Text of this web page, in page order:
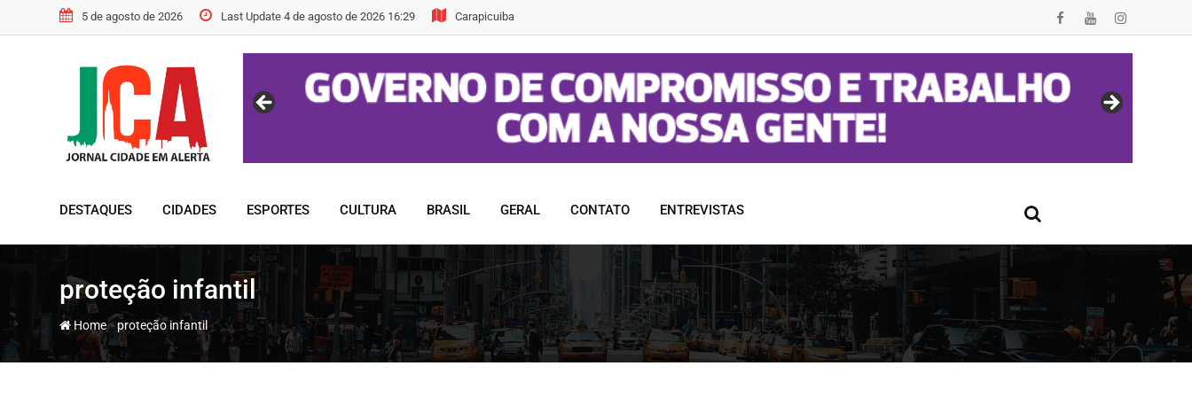
to
5 de agosto de 2026 Last Update 4 de agosto de 2026 16:29 Carapicuiba
DESTAQUES CIDADES ESPORTES CULTURA BRASIL GERAL CONTATO ENTREVISTAS
proteção infantil
Home-proteção infantil